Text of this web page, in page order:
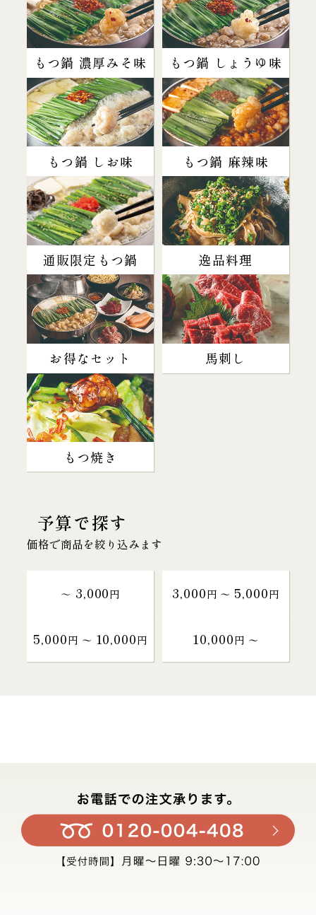
もつ鍋 濃厚みそ味 もつ鍋 しょうゆ味
もつ鍋 しお味 もつ鍋 麻辣味
通販限定もつ鍋 逸品料理
お得なセット 馬刺し
もつ焼き
予算で探す
価格で商品を絞り込みます
～ 3,000円 3,000円 〜 5,000円
5,000円 〜 10,000円 10,000円 〜